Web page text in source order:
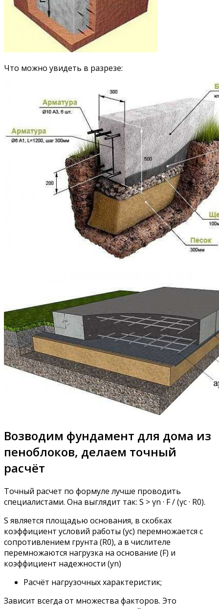
Что можно увидеть в разрезе:
Возводим фундамент для дома из
пеноблоков, делаем точный
расчёт
Точный расчет по формуле лучше проводить
специалистами. Она выглядит так: S > γn · F / (γc · R0).
S является площадью основания, в скобках
коэффициент условий работы (yc) перемножается с
сопротивлением грунта (R0), а в числителе
перемножаются нагрузка на основание (F) и
коэффициент надежности (yn)
Расчёт нагрузочных характеристик;
Зависит всегда от множества факторов. Это